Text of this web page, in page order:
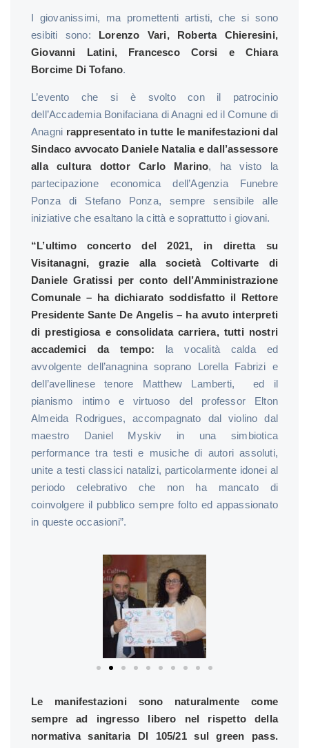
I giovanissimi, ma promettenti artisti, che si sono
esibiti sono: Lorenzo Vari, Roberta Chieresini,
Giovanni Latini, Francesco Corsi e Chiara
Borcime Di Tofano.
L’evento che si è svolto con il patrocinio
dell’Accademia Bonifaciana di Anagni ed il Comune di
Anagni rappresentato in tutte le manifestazioni dal
Sindaco avvocato Daniele Natalia e dall’assessore
alla cultura dottor Carlo Marino, ha visto la
partecipazione economica dell’Agenzia Funebre
Ponza di Stefano Ponza, sempre sensibile alle
iniziative che esaltano la città e soprattutto i giovani.
“L’ultimo concerto del 2021, in diretta su
Visitanagni, grazie alla società Coltivarte di
Daniele Gratissi per conto dell’Amministrazione
Comunale – ha dichiarato soddisfatto il Rettore
Presidente Sante De Angelis – ha avuto interpreti
di prestigiosa e consolidata carriera, tutti nostri
accademici da tempo: la vocalità calda ed
avvolgente dell’anagnina soprano Lorella Fabrizi e
dell’avellinese tenore Matthew Lamberti, ed il
pianismo intimo e virtuoso del professor Elton
Almeida Rodrigues, accompagnato dal violino dal
maestro Daniel Myskiv in una simbiotica
performance tra testi e musiche di autori assoluti,
unite a testi classici natalizi, particolarmente idonei al
periodo celebrativo che non ha mancato di
coinvolgere il pubblico sempre folto ed appassionato
in queste occasioni”.
Le manifestazioni sono naturalmente come
sempre ad ingresso libero nel rispetto della
normativa sanitaria Dl 105/21 sul green pass.